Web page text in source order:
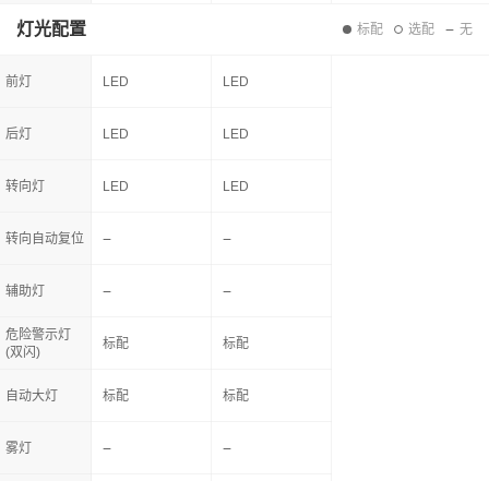
灯光配置 标配 选配 无
前灯
后灯
转向灯
转向自动复位
辅助灯
危险警示灯
(双闪)
自动大灯
雾灯
LED LED
LED LED
LED LED
标配 标配
标配 标配